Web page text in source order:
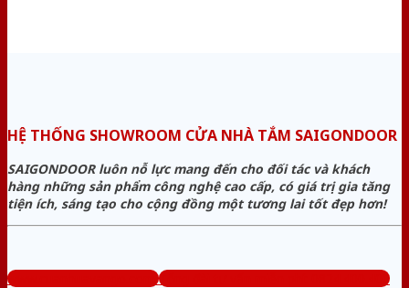
HỆ THỐNG SHOWROOM CỬA NHÀ TẮM SAIGONDOOR
SAIGONDOOR luôn nỗ lực mang đến cho đối tác và khách
hàng những sản phẩm công nghệ cao cấp, có giá trị gia tăng
tiện ích, sáng tạo cho cộng đồng một tương lai tốt đẹp hơn!
www.cuanhuavango.com Tổng đài tư vấn miễn phí: 0824.400.400